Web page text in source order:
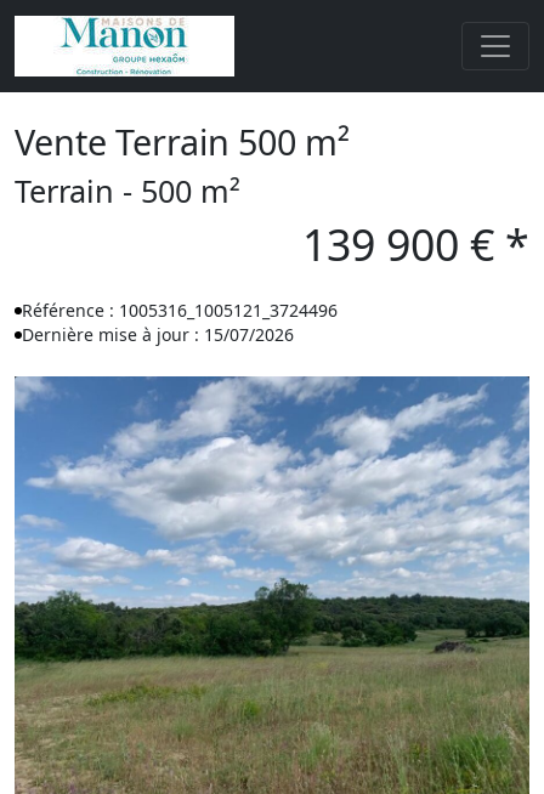
Vente Terrain 500 m²
Terrain - 500 m²
139 900 € *
Référence : 1005316_1005121_3724496
Dernière mise à jour : 15/07/2026